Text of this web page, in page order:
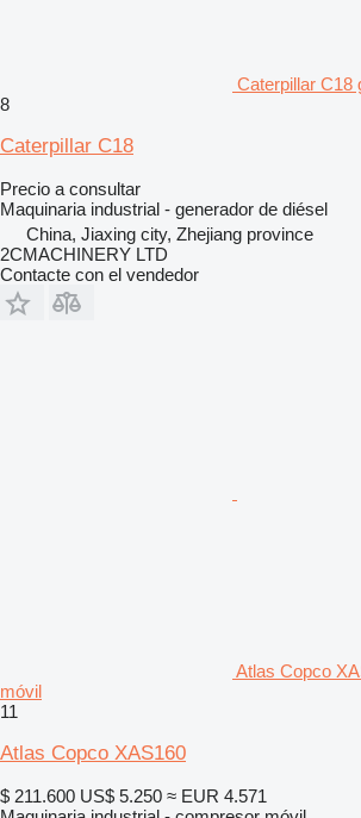
Caterpillar C18
8
Caterpillar C18
Precio a consultar
Maquinaria industrial - generador de diésel
China, Jiaxing city, Zhejiang province
2CMACHINERY LTD
Contacte con el vendedor
Atlas Copco
móvil
11
Atlas Copco XAS160
$ 211.600 US$ 5.250 ≈ EUR 4.571